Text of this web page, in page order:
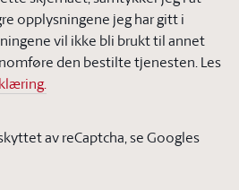
opplysningene jeg har gitt i
vil ikke bli brukt til annet
den bestilte tjenesten. Les
av reCaptcha, se Googles